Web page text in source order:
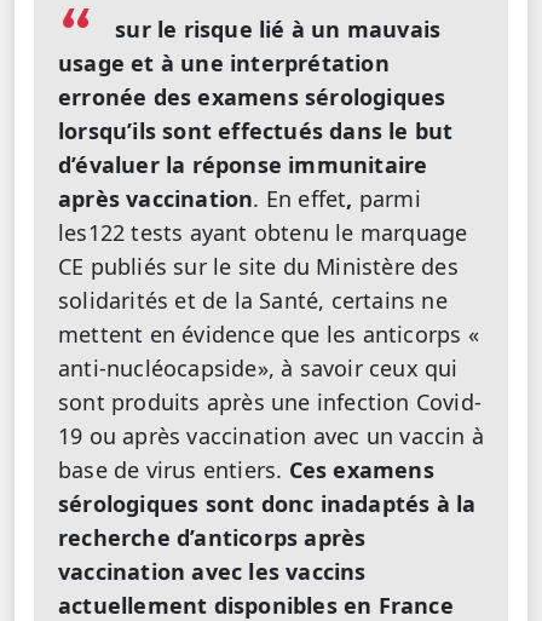
sur le risque lié à un mauvais
usage et à une interprétation
erronée des examens sérologiques
lorsqu’ils sont effectués dans le but
d’évaluer la réponse immunitaire
après vaccination. En effet, parmi
les122 tests ayant obtenu le marquage
CE publiés sur le site du Ministère des
solidarités et de la Santé, certains ne
mettent en évidence que les anticorps «
anti-nucléocapside», à savoir ceux qui
sont produits après une infection Covid-
19 ou après vaccination avec un vaccin à
base de virus entiers. Ces examens
sérologiques sont donc inadaptés à la
recherche d’anticorps après
vaccination avec les vaccins
actuellement disponibles en France